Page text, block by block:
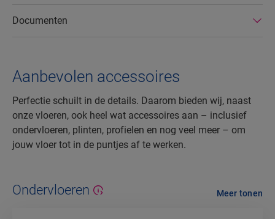
Documenten
Aanbevolen accessoires
Perfectie schuilt in de details. Daarom bieden wij, naast
onze vloeren, ook heel wat accessoires aan – inclusief
ondervloeren, plinten, profielen en nog veel meer – om
jouw vloer tot in de puntjes af te werken.
Ondervloeren Meer tonen